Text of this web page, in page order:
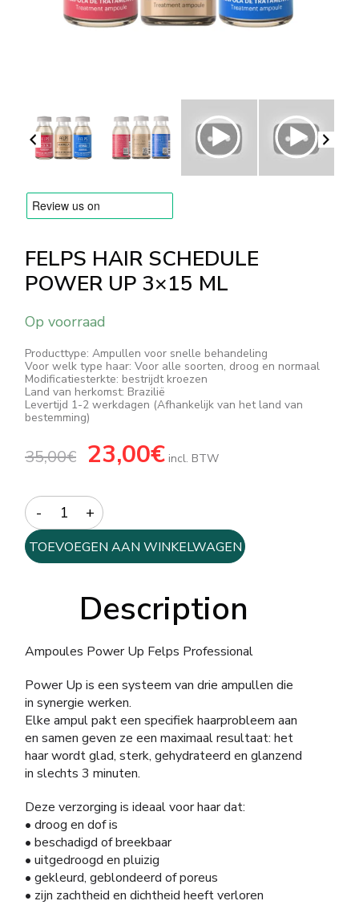
Veelgestelde vragen
Contacteer ons
FELPS HAIR SCHEDULE
POWER UP 3×15 ML
Op voorraad
Producttype: Ampullen voor snelle behandeling
Voor welk type haar: Voor alle soorten, droog en normaal
Modificatiesterkte: bestrijdt kroezen
Land van herkomst: Brazilië
Levertijd 1-2 werkdagen (Afhankelijk van het land van
bestemming)
35,00€
Oorspronkelijke
prijs
23,00€Huidige
prijs
incl. BTW
Quantity
TOEVOEGEN AAN WINKELWAGEN
Description
Ampoules Power Up Felps Professional
Power Up is een systeem van drie ampullen die
in synergie werken.
Elke ampul pakt een specifiek haarprobleem aan
en samen geven ze een maximaal resultaat: het
haar wordt glad, sterk, gehydrateerd en glanzend
in slechts 3 minuten.
Deze verzorging is ideaal voor haar dat:
• droog en dof is
• beschadigd of breekbaar
• uitgedroogd en pluizig
• gekleurd, geblondeerd of poreus
• zijn zachtheid en dichtheid heeft verloren